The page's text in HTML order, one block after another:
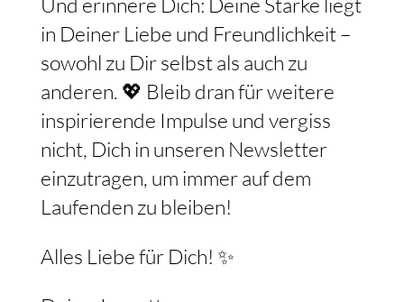
in Deiner Liebe und Freundlichkeit –
sowohl zu Dir selbst als auch zu
anderen. 💖 Bleib dran für weitere
inspirierende Impulse und vergiss
nicht, Dich in unseren Newsletter
einzutragen, um immer auf dem
Laufenden zu bleiben!
Alles Liebe für Dich! ✨